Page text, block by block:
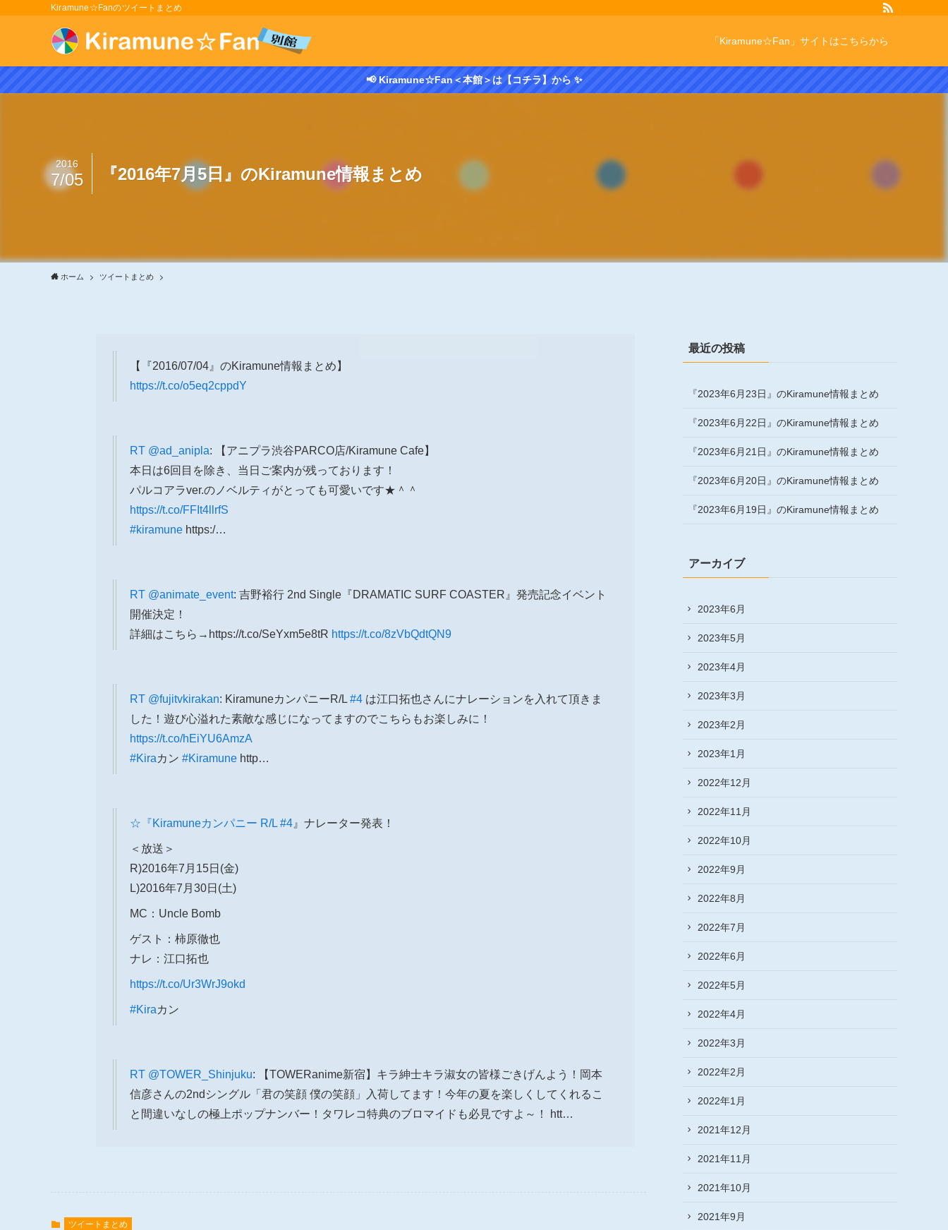
Kiramune☆Fanのツイートまとめ
「Kiramune☆Fan」サイトはこちらから
📢 Kiramune☆Fan＜本館＞は【コチラ】から ✨
『2016年7月5日』のKiramune情報まとめ
2016
7/05
ホーム ツイートまとめ
【『2016/07/04』のKiramune情報まとめ】
https://t.co/o5eq2cppdY
RT @ad_anipla: 【アニプラ渋谷PARCO店/Kiramune Cafe】
本日は6回目を除き、当日ご案内が残っております！
パルコアラver.のノベルティがとっても可愛いです★＾＾
https://t.co/FFIt4llrfS
#kiramune https:/…
RT @animate_event: 吉野裕行 2nd Single『DRAMATIC SURF COASTER』発売記念イベント
開催決定！
詳細はこちら→https://t.co/SeYxm5e8tR https://t.co/8zVbQdtQN9
RT @fujitvkirakan: KiramuneカンパニーR/L #4 は江口拓也さんにナレーションを入れて頂きま
した！遊び心溢れた素敵な感じになってますのでこちらもお楽しみに！
https://t.co/hEiYU6AmzA
#Kiraカン #Kiramune http…
☆『Kiramuneカンパニー R/L #4 』ナレーター発表！
＜放送＞
R)2016年7月15日(金)
L)2016年7月30日(土)
MC：Uncle Bomb
ゲスト：柿原徹也
ナレ：江口拓也
https://t.co/Ur3WrJ9okd
#Kiraカン
RT @TOWER_Shinjuku: 【TOWERanime新宿】キラ紳士キラ淑女の皆様ごきげんよう！岡本
信彦さんの2ndシングル「君の笑顔 僕の笑顔」入荷してます！今年の夏を楽しくしてくれるこ
と間違いなしの極上ポップナンバー！タワレコ特典のブロマイドも必見ですよ～！ htt…
ツイートまとめ
最近の投稿
『2023年6月23日』のKiramune情報まとめ
『2023年6月22日』のKiramune情報まとめ
『2023年6月21日』のKiramune情報まとめ
『2023年6月20日』のKiramune情報まとめ
『2023年6月19日』のKiramune情報まとめ
アーカイブ
2023年6月
2023年5月
2023年4月
2023年3月
2023年2月
2023年1月
2022年12月
2022年11月
2022年10月
2022年9月
2022年8月
2022年7月
2022年6月
2022年5月
2022年4月
2022年3月
2022年2月
2022年1月
2021年12月
2021年11月
2021年10月
2021年9月